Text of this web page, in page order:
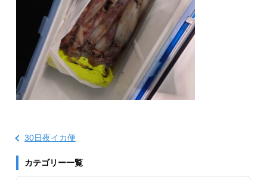
30日夜イカ便
カテゴリー一覧